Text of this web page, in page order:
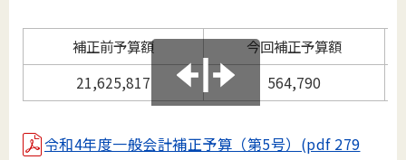
補正前予算額
今回補正予算額
21,625,817
564,790
令和4年度一般会計補正予算（第5号）(pdf 279